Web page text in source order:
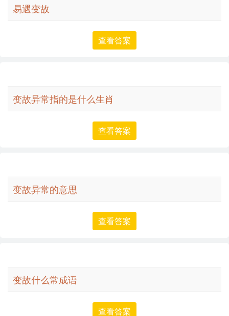
易遇变故
查看答案
变故异常指的是什么生肖
查看答案
变故异常的意思
查看答案
变故什么常成语
查看答案